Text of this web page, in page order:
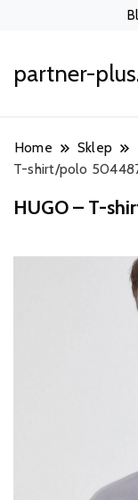
partner-
Home Sklep
T-shirt/polo
HUGO – T-